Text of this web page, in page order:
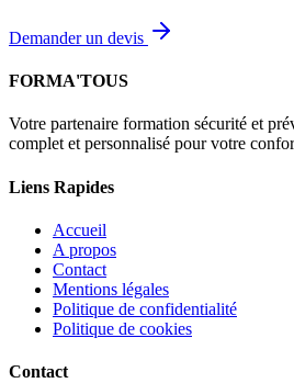
Demander un devis
FORMA'TOUS
Votre partenaire formation sécurité et
complet et personnalisé pour votre
Liens Rapides
Accueil
A propos
Contact
Mentions légales
Politique de confidentialité
Politique de cookies
Contact